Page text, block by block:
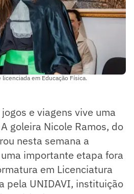
em Educação Física.
e viagens vive uma
goleira Nicole Ramos, do
nesta semana a
importante etapa fora
em Licenciatura
pela UNIDAVI, instituição